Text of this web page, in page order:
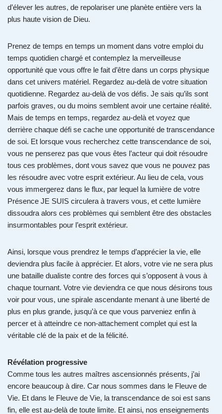
d’élever les autres, de repolariser une planète entière vers la
plus haute vision de Dieu.
Prenez de temps en temps un moment dans votre emploi du
temps quotidien chargé et contemplez la merveilleuse
opportunité que vous offre le fait d’être dans un corps physique
dans cet univers matériel. Regardez au-delà de votre situation
quotidienne. Regardez au-delà de vos défis. Je sais qu’ils sont
parfois graves, ou du moins semblent avoir une certaine réalité.
Mais de temps en temps, regardez au-delà et voyez que
derrière chaque défi se cache une opportunité de transcendance
de soi. Et lorsque vous recherchez cette transcendance de soi,
vous ne penserez pas que vous êtes l’acteur qui doit résoudre
tous ces problèmes, dont vous savez que vous ne pouvez pas
les résoudre avec votre esprit extérieur. Au lieu de cela, vous
vous immergerez dans le flux, par lequel la lumière de votre
Présence JE SUIS circulera à travers vous, et cette lumière
dissoudra alors ces problèmes qui semblent être des obstacles
insurmontables pour l’esprit extérieur.
Ainsi, lorsque vous prendrez le temps d’apprécier la vie, elle
deviendra plus facile à apprécier. Et alors, votre vie ne sera plus
une bataille dualiste contre des forces qui s’opposent à vous à
chaque tournant. Votre vie deviendra ce que nous désirons tous
voir pour vous, une spirale ascendante menant à une liberté de
plus en plus grande, jusqu’à ce que vous parveniez enfin à
percer et à atteindre ce non-attachement complet qui est la
véritable clé de la paix et de la félicité.
Révélation progressive
Comme tous les autres maîtres ascensionnés présents, j’ai
encore beaucoup à dire. Car nous sommes dans le Fleuve de
Vie. Et dans le Fleuve de Vie, la transcendance de soi est sans
fin, elle est au-delà de toute limite. Et ainsi, nos enseignements